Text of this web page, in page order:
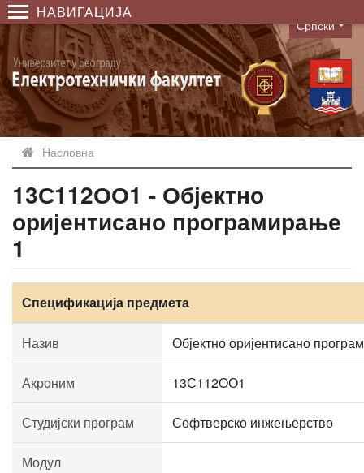
НАВИГАЦИЈА
Language
Српски
Насловна
13С112ОО1 - Објектно
оријентисано програмирање
1
Спецификација предмета
Назив Објектно оријентисано
Акроним 13С112ОО1
Студијски програм Софтверско инжењерство
Модул